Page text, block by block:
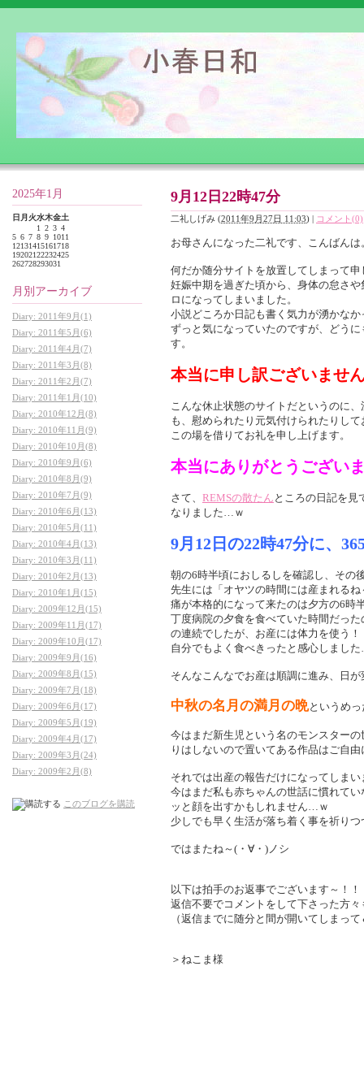
9月12日22時47分
二礼しげみ (2011年9月27日 11:03) | コメント(0)
お母さんになった二礼です、こんばんは
何だか随分サイトを放置してしまって
妊娠中期を過ぎた頃から、身体の怠さ
ロになってしまいました。
小説どころか日記も書く気力が湧かな
ずっと気になっていたのですが、どう
す。
本当に申し訳ございませ
こんな休止状態のサイトだというのに
も、慰められたり元気付けられたりし
この場を借りてお礼を申し上げます。
本当にありがとうござい
さて、 REMSの散たん ところの日記を見
なりました…ｗ
9月12日の22時47分に、
朝の6時半頃におしるしを確認し、その
先生には「オヤツの時間には産まれる
痛が本格的になって来たのは夕方の6時
丁度病院の夕食を食べていた時間だっ
の連続でしたが、お産には体力を使う
自分でもよく食べきったと感心しまし
そんなこんなでお産は順調に進み、日
中秋の名月の満月の晩というめ
今はまだ新生児という名のモンスター
りはしないので置いてある作品はご自
それでは出産の報告だけになってしま
今はまだ私も赤ちゃんの世話に慣れて
ッと顔を出すかもしれません…ｗ
少しでも早く生活が落ち着く事を祈り
ではまたね～(・∀・)ノシ
以下は拍手のお返事でございます～！！
返信不要でコメントをして下さった方
（返信までに随分と間が開いてしまっ
＞ねこま様
2025年1月
日 月 火水木金土
1 2 3 4
5 6 7 8 9 1011
12131415161718
19202122232425
262728293031
月別アーカイブ
Diary: 2011年9月(1)
Diary: 2011年5月(6)
Diary: 2011年4月(7)
Diary: 2011年3月(8)
Diary: 2011年2月(7)
Diary: 2011年1月(10)
Diary: 2010年12月(8)
Diary: 2010年11月(9)
Diary: 2010年10月(8)
Diary: 2010年9月(6)
Diary: 2010年8月(9)
Diary: 2010年7月(9)
Diary: 2010年6月(13)
Diary: 2010年5月(11)
Diary: 2010年4月(13)
Diary: 2010年3月(11)
Diary: 2010年2月(13)
Diary: 2010年1月(15)
Diary: 2009年12月(15)
Diary: 2009年11月(17)
Diary: 2009年10月(17)
Diary: 2009年9月(16)
Diary: 2009年8月(15)
Diary: 2009年7月(18)
Diary: 2009年6月(17)
Diary: 2009年5月(19)
Diary: 2009年4月(17)
Diary: 2009年3月(24)
Diary: 2009年2月(8)
このブログを購読